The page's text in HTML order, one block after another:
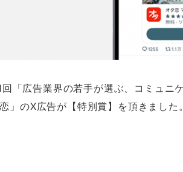
「広告業界の若手が選ぶ、コミュニ
のX広告が【特別賞】を頂きました。